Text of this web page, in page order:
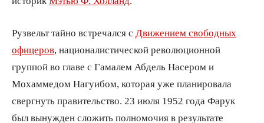
Рузвельт тайно встречался с Движением свободных
офицеров , националистической революционной
группой во главе с Гамалем Абдель Насером и
Мохаммедом Нагуибом, которая уже планировала
свергнуть правительство. 23 июля 1952 года Фарук
был вынужден сложить полномочия в результате